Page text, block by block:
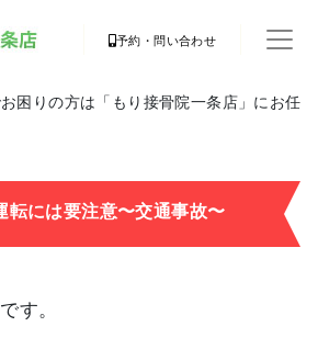
予約・問い合わせ
困りの方は「もり接骨院一条店」にお任
転には要注意〜交通事故〜
す。